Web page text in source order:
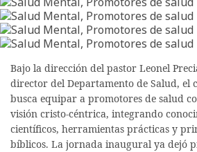
Bajo la dirección del pastor Leonel
director del Departamento de Salud, el
busca equipar a promotores de salud
visión cristo-céntrica, integrando
científicos, herramientas prácticas y
bíblicos. La jornada inaugural ya dejó